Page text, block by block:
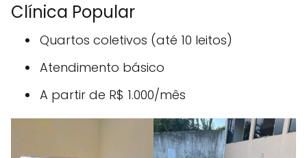
Clínica Popular
Quartos coletivos (até 10 leitos)
Atendimento básico
A partir de R$ 1.000/mês